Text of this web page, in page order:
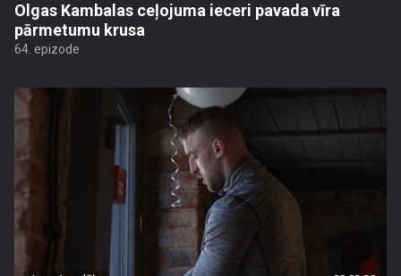
Olgas Kambalas ceļojuma ieceri pavada vīra
pārmetumu krusa
64. epizode